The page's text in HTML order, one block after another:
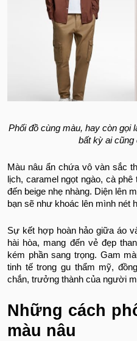
Phối đồ cùng màu, hay còn gọi
bất kỳ ai cũng
Màu nâu ẩn chứa vô vàn sắc
lịch, caramel ngọt ngào, cà
đến beige nhẹ nhàng. Diện lên
bạn sẽ như khoác lên mình nét
Sự kết hợp hoàn hảo giữa áo
hài hòa, mang đến vẻ đẹp
kém phần sang trọng. Gam
tinh tế trong gu thẩm mỹ,
chắn, trưởng thành của người
Những cách
màu nâu